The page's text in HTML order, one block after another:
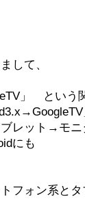
して、
」 という
ブレット→モ
にも
フォン系と